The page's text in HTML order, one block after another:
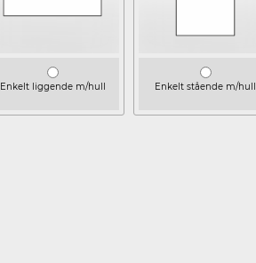
Enkelt liggende m/hull Enkelt stående m/hull